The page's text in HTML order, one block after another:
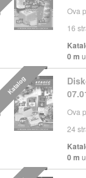
Ova
16
0 m
Ova
24
0 m
Katalog